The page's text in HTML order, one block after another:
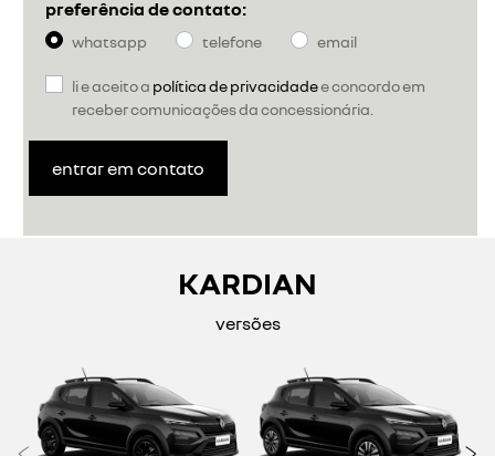
preferência de contato:
whatsapp telefone email
li e aceito a política de privacidadee concordo em
receber comunicações da concessionária.
entrar em contato
KARDIAN
versões